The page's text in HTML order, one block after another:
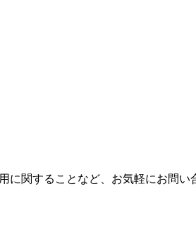
関することなど、お気軽にお問い